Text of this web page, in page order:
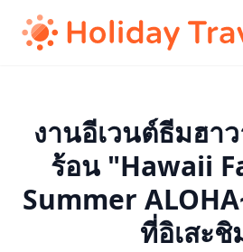
งานอีเวนต์ธีมฮา
ร้อน "Hawaii
Summer
ที่อิเสะชิ